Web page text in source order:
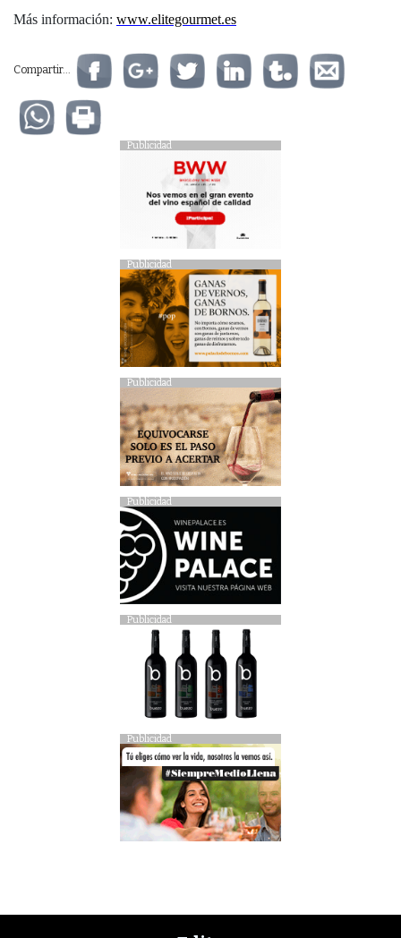
Más información: www.elitegourmet.es
Compartir...
Publicidad
Publicidad
Publicidad
Publicidad
Publicidad
Publicidad